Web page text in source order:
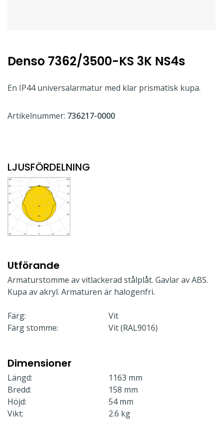
Denso 7362/3500-KS 3K NS4s
En IP44 universalarmatur med klar prismatisk kupa.
Artikelnummer: 736217-0000
LJUSFÖRDELNING
Utförande
Armaturstomme av vitlackerad stålplåt. Gavlar av ABS.
Kupa av akryl. Armaturen är halogenfri.
Färg:
Vit
Färg stomme:
Vit (RAL9016)
Dimensioner
Längd:
1163 mm
Bredd:
158 mm
Höjd:
54 mm
Vikt:
2.6 kg